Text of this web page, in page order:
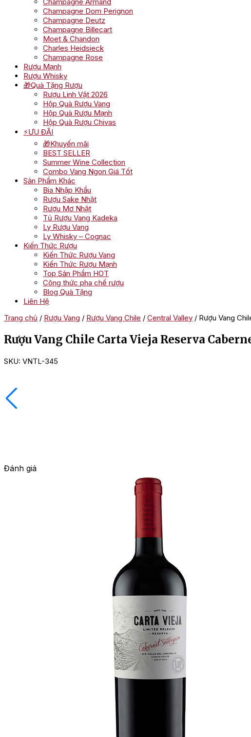
Champagne Dom Perignon
Champagne Deutz
Champagne Billecart
Moet & Chandon
Charles Heidsieck
Champagne Rose
Rượu Mạnh
Rượu Whisky
🎁Quà Tặng Rượu
Rượu Linh Vật 2026
Hộp Quà Rượu Vang
Hộp Quà Rượu Mạnh
Hộp Quà Rượu Chivas
⚡ƯU ĐÃI
🎁Khuyến mãi
BEST SELLER
Summer Wine Collection
Combo Vang Ngon Giá Tốt
Sản Phẩm Khác
Bia Nhập Khẩu
Rượu Sake Nhật
Rượu Mơ Nhật
Tủ Rượu Vang Kadeka
Ly Rượu Vang
Ly Whisky – Cognac
Kiến Thức Rượu
Kiến Thức Rượu Vang
Kiến Thức Rượu Mạnh
Top Sản Phẩm HOT
Công thức pha chế rượu
Blog Quà Tặng
Liên Hệ
Trang chủ / Rượu Vang / Rượu Vang Chile / Central Valley / Rượu Vang
Rượu Vang Chile Carta Vieja Reserva
SKU: VNTL-345
Đánh giá